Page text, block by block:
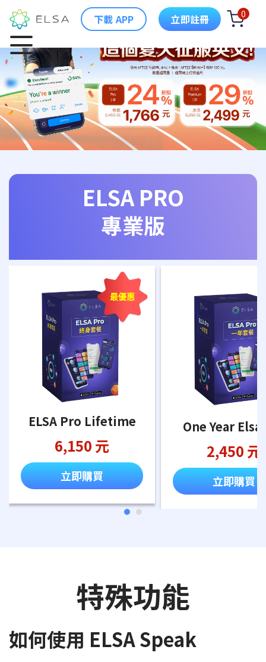
下載 APP 立即註冊 0
ELSA PRO
專業版
最優惠
ELSA Pro Lifetime
6,150 元
立即購買
One Year
2,450 元
立即購買
特殊功能
如何使用 ELSA Speak